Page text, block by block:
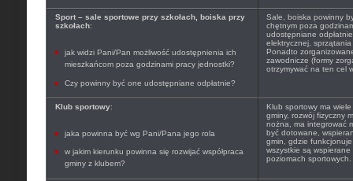
Sport – sale sportowe przy szkołach, boiska przy
szkołach:
jak widzi Pani/Pan możliwość udostępnienia ich
mieszkańcom poza godzinami pracy jednostki?
Czy powinny być one udostępniane odpłatnie?
Sale, boiska powinny
chętnym poza
udostępniane
elektrycznej,
Ponadto
zawodnicze (formy
otrzymywać na ten cel
Klub sportowy:
jaka powinna być wg Pani/Pana jego rola
w jakim kierunku powinna się rozwijać współpraca
gminy z klubem?
Klub sportowy ma
gminy, rozwój fizyczny
nożna, ma integrować
być dotowane,
gmin, gdzie
wszystkie są
poziomach sportowych.